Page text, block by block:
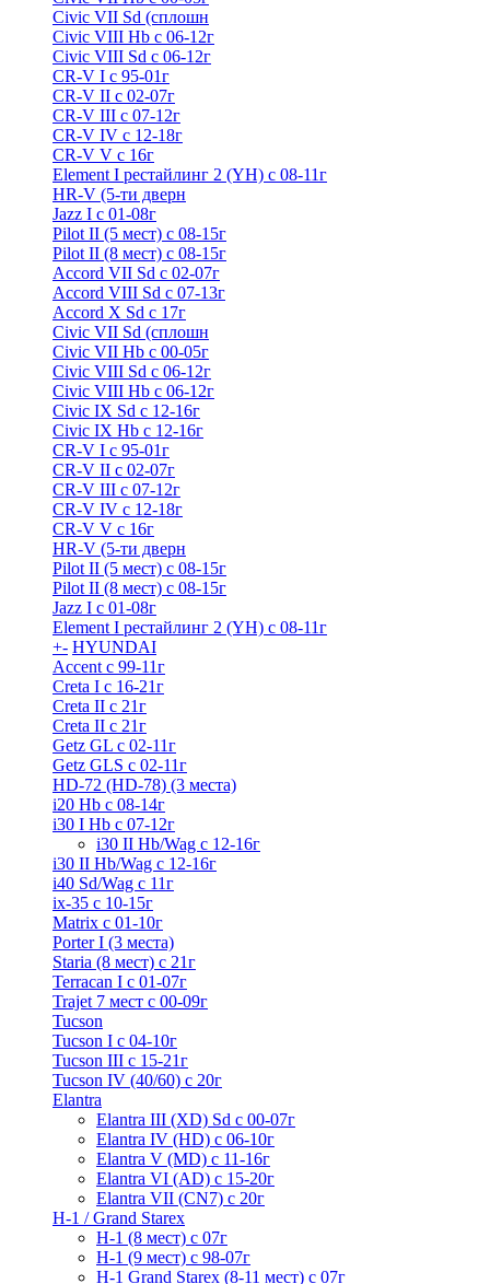
Civic VII Sd (сплошн
Civic VIII Hb с 06-12г
Civic VIII Sd с 06-12г
CR-V I с 95-01г
CR-V II с 02-07г
CR-V III с 07-12г
CR-V IV с 12-18г
CR-V V с 16г
Element I рестайлинг 2 (YH) с 08-11г
HR-V (5-ти дверн
Jazz I c 01-08г
Pilot II (5 мест) с 08-15г
Pilot II (8 мест) с 08-15г
Accord VII Sd с 02-07г
Accord VIII Sd с 07-13г
Accord X Sd с 17г
Civic VII Sd (сплошн
Civic VII Hb с 00-05г
Civic VIII Sd с 06-12г
Civic VIII Hb с 06-12г
Civic IX Sd c 12-16г
Civic IX Hb с 12-16г
CR-V I с 95-01г
CR-V II с 02-07г
CR-V III с 07-12г
CR-V IV с 12-18г
CR-V V с 16г
HR-V (5-ти дверн
Pilot II (5 мест) с 08-15г
Pilot II (8 мест) с 08-15г
Jazz I c 01-08г
Element I рестайлинг 2 (YH) с 08-11г
+- HYUNDAI
Accent с 99-11г
Creta I с 16-21г
Creta II с 21г
Creta II с 21г
Getz GL с 02-11г
Getz GLS с 02-11г
HD-72 (HD-78) (3 места)
i20 Hb с 08-14г
i30 I Hb с 07-12г
i30 II Hb/Wag с 12-16г
i30 II Hb/Wag с 12-16г
i40 Sd/Wag с 11г
ix-35 с 10-15г
Matrix с 01-10г
Porter I (3 места)
Staria (8 мест) c 21г
Terracan I c 01-07г
Trajet 7 мест с 00-09г
Tucson
Tucson I c 04-10г
Tucson III с 15-21г
Tucson IV (40/60) с 20г
Elantra
Elantra III (XD) Sd c 00-07г
Elantra IV (HD) с 06-10г
Elantra V (MD) c 11-16г
Elantra VI (AD) с 15-20г
Elantra VII (CN7) с 20г
H-1 / Grand Starex
H-1 (8 мест) c 07г
H-1 (9 мест) c 98-07г
H-1 Grand Starex (8-11 мест) с 07г